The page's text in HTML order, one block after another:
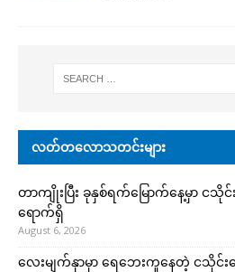
လတ်တလောသတင်းများ
တာကျိုးပြီး ခုနှစ်ရက်မြောက်နေ့မှာ ငသို
ရောက်ရှိ
August 6, 2026
လေးမျက်နှာမှာ ရေဘေးကူနေတဲ့ ငသိုင်း